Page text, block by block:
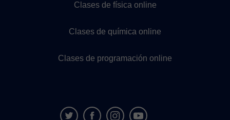
Clases de física online
Clases de química online
Clases de programación online